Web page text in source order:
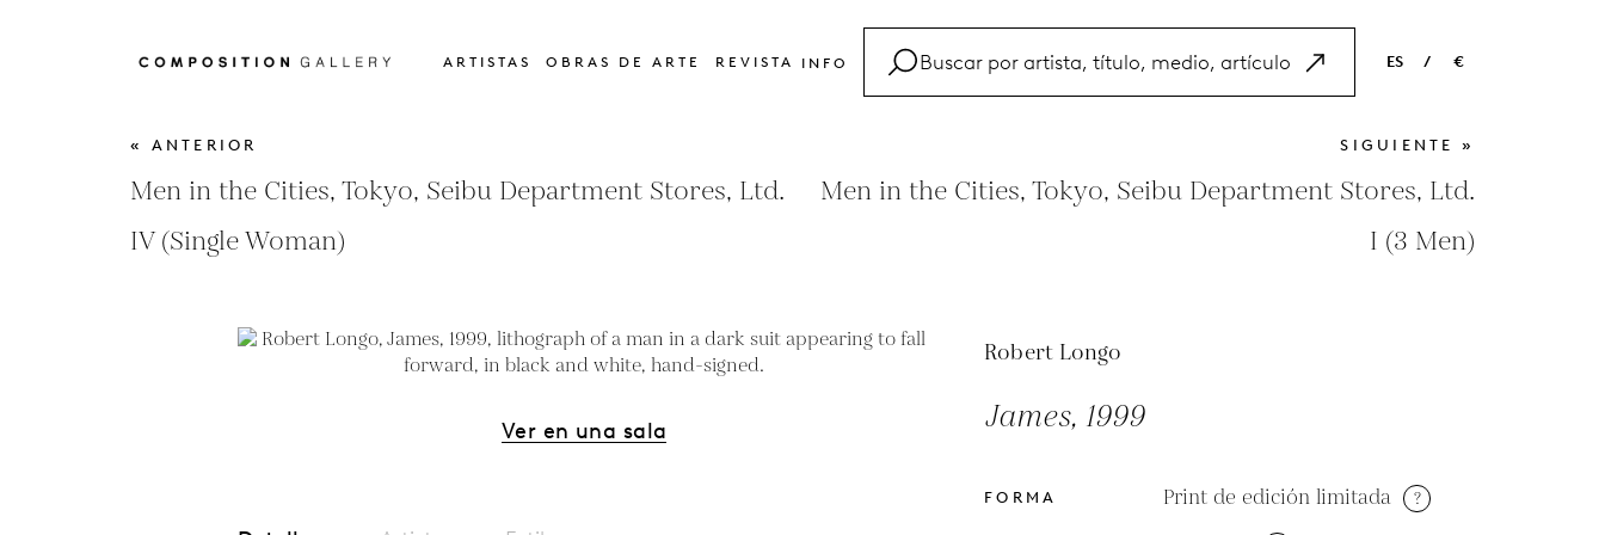
ARTISTAS OBRAS DE ARTE REVISTA INFO
Contacto
ES
NL
ES
FR
/ €
EUR
GBP
« ANTERIOR
Men in the Cities, Tokyo, Seibu Department Stores, Ltd.
IV (Single Woman)
SIGUIENTE »
Men in the Cities, Tokyo, Seibu Department Stores, Ltd.
I (3 Men)
Ver en una sala
Robert Longo
James, 1999
FORMA Print de edición limitada ?